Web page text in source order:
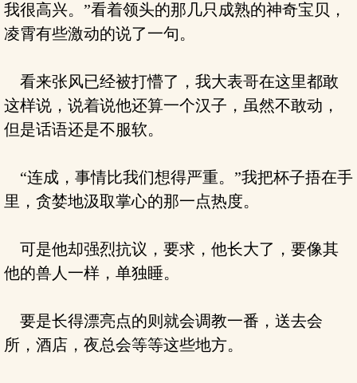
我很高兴。”看着领头的那几只成熟的神奇宝贝，
凌霄有些激动的说了一句。
看来张风已经被打懵了，我大表哥在这里都敢
这样说，说着说他还算一个汉子，虽然不敢动，
但是话语还是不服软。
“连成，事情比我们想得严重。”我把杯子捂在手
里，贪婪地汲取掌心的那一点热度。
可是他却强烈抗议，要求，他长大了，要像其
他的兽人一样，单独睡。
要是长得漂亮点的则就会调教一番，送去会
所，酒店，夜总会等等这些地方。